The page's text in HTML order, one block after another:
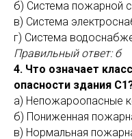
б) Система пожарной
в) Система
г) Система
Правильный ответ: б
4. Что означает
опасности здания
а) Непожароопасные
б) Пониженная
в) Нормальная